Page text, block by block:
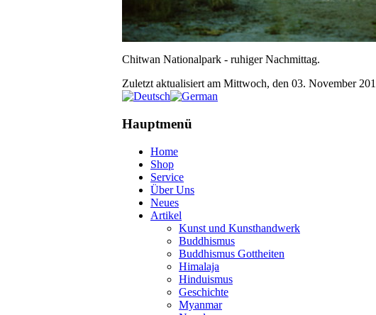
Chitwan Nationalpark - ruhiger Nachmittag.
Zuletzt aktualisiert am Mittwoch, den 03. November
Hauptmenü
Home
Shop
Service
Über Uns
Neues
Artikel
Kunst und Kunsthandwerk
Buddhismus
Buddhismus Gottheiten
Himalaja
Hinduismus
Geschichte
Myanmar